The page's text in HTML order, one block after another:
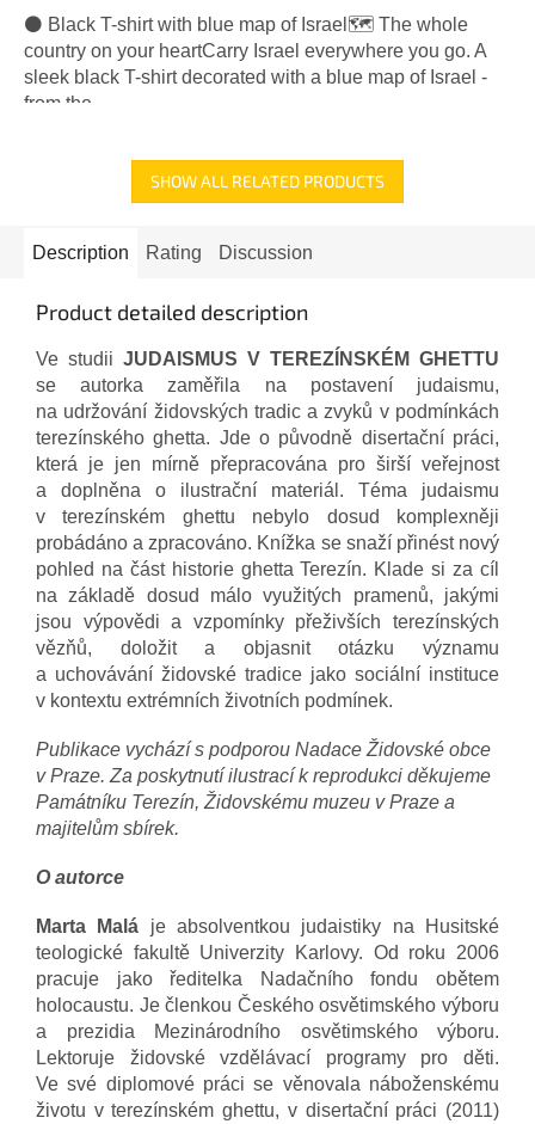
⚫ Black T-shirt with blue map of Israel🗺️ The whole
country on your heartCarry Israel everywhere you go. A
sleek black T-shirt decorated with a blue map of Israel -
from the...
SHOW ALL RELATED PRODUCTS
Description Rating Discussion
Product detailed description
Ve studii JUDAISMUS V TEREZÍNSKÉM GHETTU
se autorka zaměřila na postavení judaismu,
na udržování židovských tradic a zvyků v podmínkách
terezínského ghetta. Jde o původně disertační práci,
která je jen mírně přepracována pro širší veřejnost
a doplněna o ilustrační materiál. Téma judaismu
v terezínském ghettu nebylo dosud komplexněji
probádáno a zpracováno. Knížka se snaží přinést nový
pohled na část historie ghetta Terezín. Klade si za cíl
na základě dosud málo využitých pramenů, jakými
jsou výpovědi a vzpomínky přeživších terezínských
vězňů, doložit a objasnit otázku významu
a uchovávání židovské tradice jako sociální instituce
v kontextu extrémních životních podmínek.
Publikace vychází s podporou Nadace Židovské obce
v Praze. Za poskytnutí ilustrací k reprodukci děkujeme
Památníku Terezín, Židovskému muzeu v Praze a
majitelům sbírek.
O autorce
Marta Malá
je absolventkou judaistiky na Husitské
teologické fakultě Univerzity Karlovy. Od roku 2006
pracuje jako ředitelka Nadačního fondu obětem
holocaustu. Je členkou Českého osvětimského výboru
a prezidia Mezinárodního osvětimského výboru.
Lektoruje židovské vzdělávací programy pro děti.
Ve své diplomové práci se věnovala náboženskému
životu v terezínském ghettu, v disertační práci (2011)